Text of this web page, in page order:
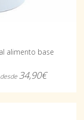
alimento base
desde 34,90€